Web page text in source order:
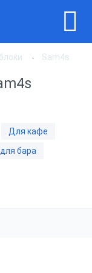
Sam4s
Для кафе
бара